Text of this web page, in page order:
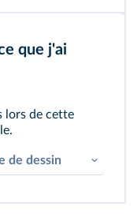
que j'ai
lors de cette
de dessin